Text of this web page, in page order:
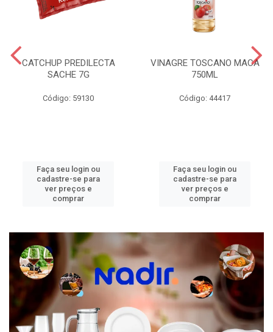
CATCHUP PREDILECTA
SACHE 7G
Código: 59130
Faça seu login ou
cadastre-se para
ver preços e
comprar
VINAGRE TOSCANO MACA
750ML
Código: 44417
Faça seu login ou
cadastre-se para
ver preços e
comprar